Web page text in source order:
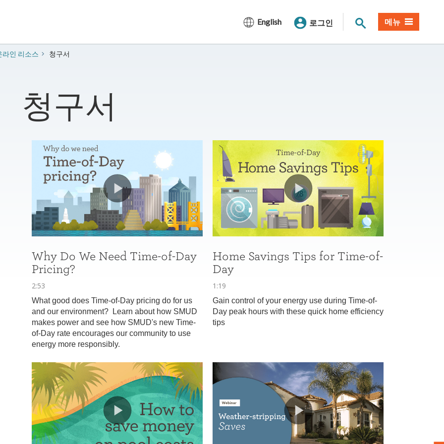
English 로그인 사이트 검색
메뉴
라인 리소스 청구서
청구서